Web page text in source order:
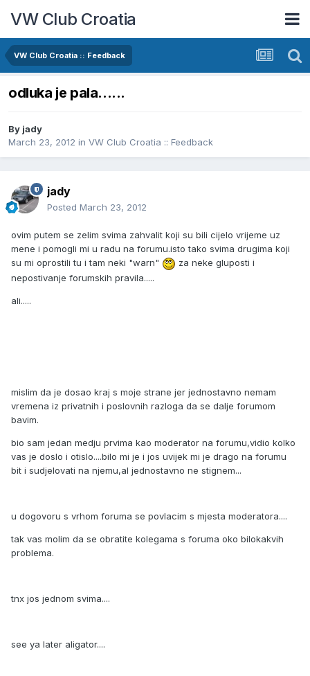
VW Club Croatia
VW Club Croatia :: Feedback
odluka je pala......
By jady
March 23, 2012 in VW Club Croatia :: Feedback
jady
Posted March 23, 2012
ovim putem se zelim svima zahvalit koji su bili cijelo vrijeme uz
mene i pomogli mi u radu na forumu.isto tako svima drugima koji
su mi oprostili tu i tam neki "warn"
za neke gluposti i
nepostivanje forumskih pravila.....
ali.....
mislim da je dosao kraj s moje strane jer jednostavno nemam
vremena iz privatnih i poslovnih razloga da se dalje forumom
bavim.
bio sam jedan medju prvima kao moderator na forumu,vidio kolko
vas je doslo i otislo....bilo mi je i jos uvijek mi je drago na forumu
bit i sudjelovati na njemu,al jednostavno ne stignem...
u dogovoru s vrhom foruma se povlacim s mjesta moderatora....
tak vas molim da se obratite kolegama s foruma oko bilokakvih
problema.
tnx jos jednom svima....
see ya later aligator....